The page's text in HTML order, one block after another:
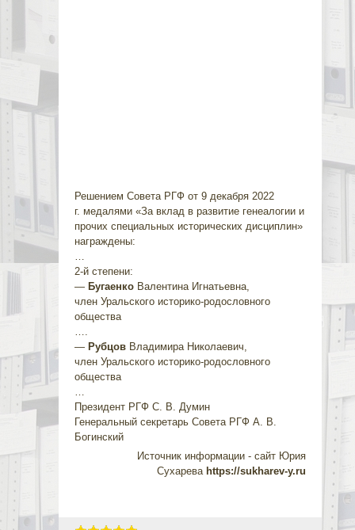
Решением Совета РГФ от 9 декабря 2022
г. медалями «За вклад в развитие генеалогии и
прочих специальных исторических дисциплин»
награждены:
…
2-й степени:
— Бугаенко Валентина Игнатьевна,
член Уральского историко-родословного
общества
….
— Рубцов Владимира Николаевич,
член Уральского историко-родословного
общества
…
Президент РГФ С. В. Думин
Генеральный секретарь Совета РГФ А. В.
Богинский
Источник информации - сайт Юрия
Сухарева https://sukharev-y.ru